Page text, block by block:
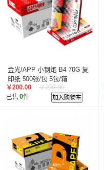
金光/APP 小钢炮 B4 70G 复
印纸 500张/包 5包/箱
￥200.00
￥200.00
已售 0件 加入购物车